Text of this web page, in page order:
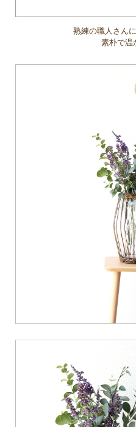
熟練の職人さん
素朴で温